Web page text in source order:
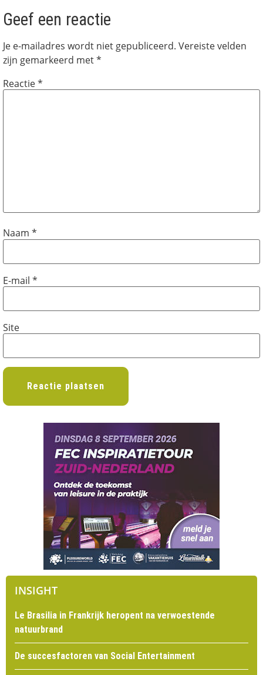
Geef een reactie
Je e-mailadres wordt niet gepubliceerd. Vereiste velden
zijn gemarkeerd met*
Reactie*
Naam *
E-mail *
Site
INSIGHT
Le Brasilia in Frankrijk heropent na verwoestende
natuurbrand
De succesfactoren van Social Entertainment